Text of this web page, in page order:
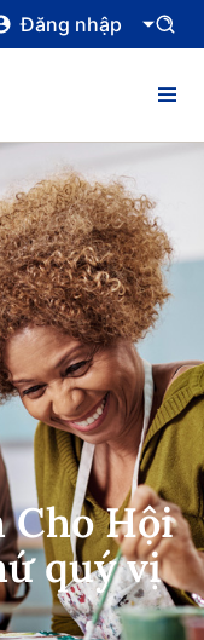
Đăng nhập
Cho Hội
quý vị